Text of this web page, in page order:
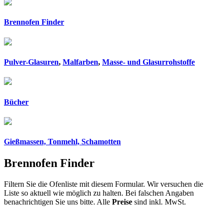
Brennofen Finder
Pulver-Glasuren, Malfarben, Masse- und Glasurrohstoffe
Bücher
Gießmassen, Tonmehl, Schamotten
Brennofen Finder
Filtern Sie die Ofenliste mit diesem Formular. Wir versuchen die
Liste so aktuell wie möglich zu halten. Bei falschen Angaben
benachrichtigen Sie uns bitte. Alle Preise sind inkl. MwSt.